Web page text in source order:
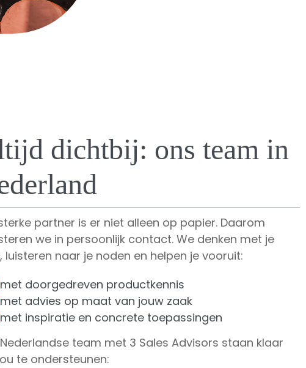
dichtbij: ons team in
partner is er niet alleen op papier. Daarom
we in persoonlijk contact. We denken met je
luisteren naar je noden en helpen je vooruit:
met doorgedreven productkennis
met advies op maat van jouw zaak
met inspiratie en concrete toepassingen
team met 3 Sales Advisors staan klaar
te ondersteunen: